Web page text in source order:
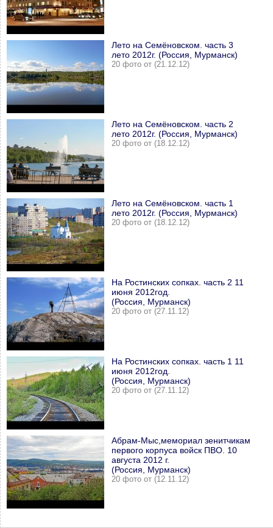
Лето на Семёновском. часть 3
лето 2012г. (Россия, Мурманск)
20 фото от (21.12.12)
Лето на Семёновском. часть 2
лето 2012г. (Россия, Мурманск)
20 фото от (18.12.12)
Лето на Семёновском. часть 1
лето 2012г. (Россия, Мурманск)
20 фото от (18.12.12)
На Ростинских сопках. часть 2 11
июня 2012год.
(Россия, Мурманск)
20 фото от (27.11.12)
На Ростинских сопках. часть 1 11
июня 2012год.
(Россия, Мурманск)
20 фото от (27.11.12)
Абрам-Мыс,мемориал зенитчикам
первого корпуса войск ПВО. 10
августа 2012 г.
(Россия, Мурманск)
20 фото от (12.11.12)